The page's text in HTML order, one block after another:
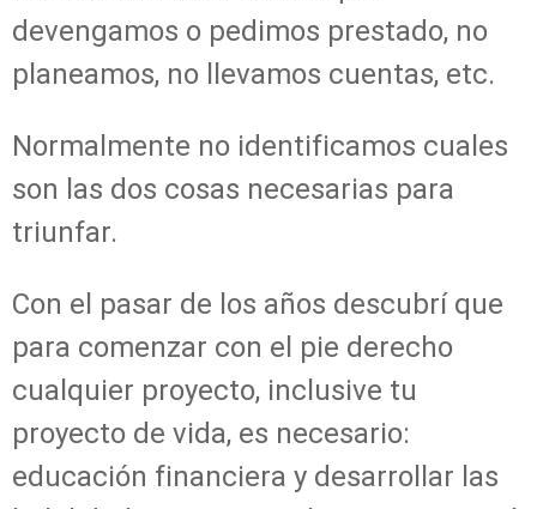
devengamos o pedimos prestado, no
planeamos, no llevamos cuentas, etc.
Normalmente no identificamos cuales
son las dos cosas necesarias para
triunfar.
Con el pasar de los años descubrí que
para comenzar con el pie derecho
cualquier proyecto, inclusive tu
proyecto de vida, es necesario:
educación financiera y desarrollar las